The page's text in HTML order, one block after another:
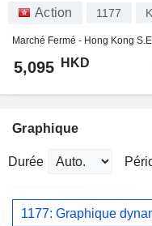
Action 1177
Marché Fermé - Hong Kong
5,095 HKD
Graphique
Durée
1177: Graphique